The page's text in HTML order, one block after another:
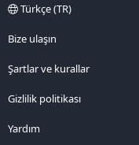
Türkçe (TR)
Bize ulaşın
Şartlar ve kurallar
Gizlilik politikası
Yardım